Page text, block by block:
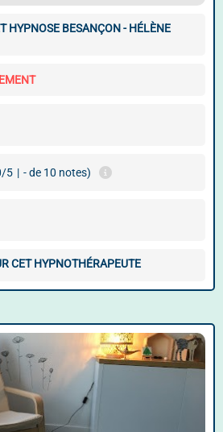
HYPNOSE BESANÇON - HÉLÈNE
5 | - de 10 notes)
CET HYPNOTHÉRAPEUTE